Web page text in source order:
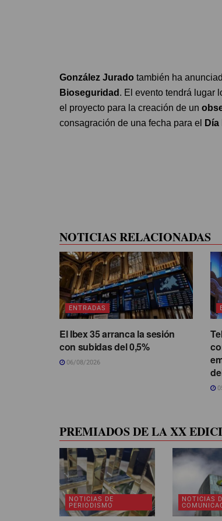
González Jurado también ha
Bioseguridad . El evento tendrá lugar
el proyecto para la creación de un
consagración de una fecha para el
NOTICIAS RELACIONADAS
ENTRADAS
El Ibex 35 arranca la sesión
con subidas del 0,5%
06/08/2026
PREMIADOS DE LA XX
NOTICIAS DE
PERIODISMO
NOTICIAS